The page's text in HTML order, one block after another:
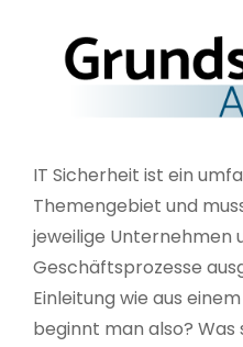
IT Sicherheit ist ein
Themengebiet und
jeweilige Unternehmen
Geschäftsprozesse
Einleitung wie aus
beginnt man also?